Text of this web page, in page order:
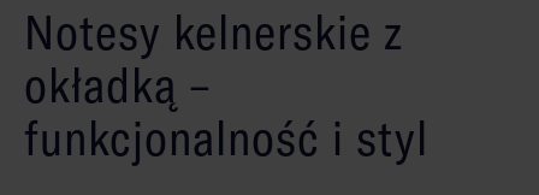
Notesy kelnerskie z
okładką –
funkcjonalność i styl